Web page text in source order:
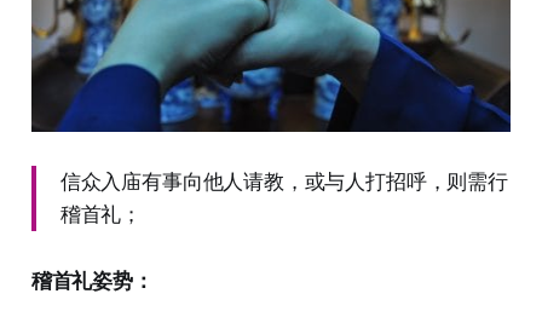
信众入庙有事向他人请教，或与人打招呼，则需行
稽首礼；
稽首礼姿势：